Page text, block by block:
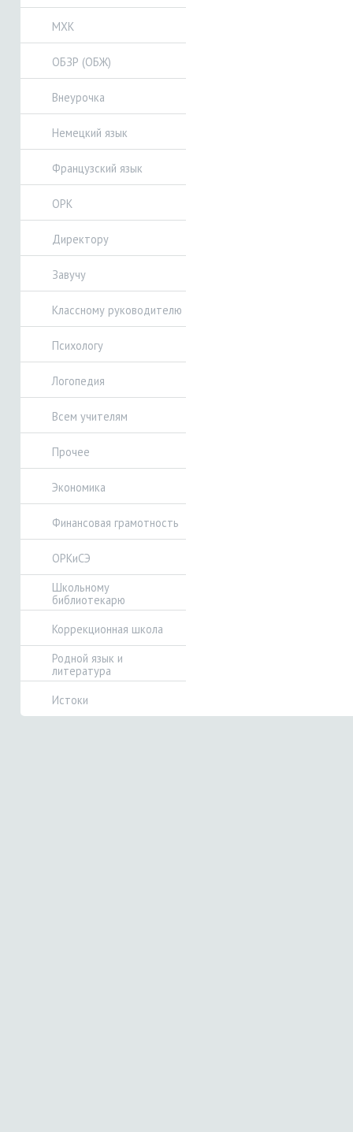
МХК
ОБЗР (ОБЖ)
Внеурочка
Немецкий язык
Французский язык
ОРК
Директору
Завучу
Классному руководителю
Психологу
Логопедия
Всем учителям
Прочее
Экономика
Финансовая грамотность
ОРКиСЭ
Школьному
библиотекарю
Коррекционная школа
Родной язык и
литература
Истоки